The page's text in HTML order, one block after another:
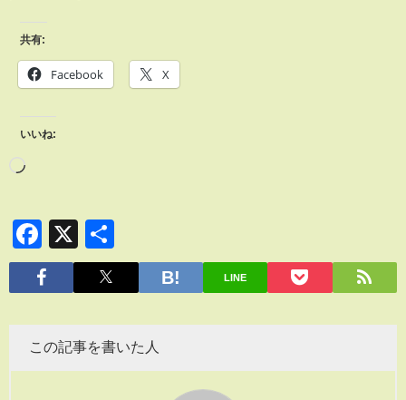
共有:
Facebook X
いいね:
Facebook
X
有
LINE
この記事を書いた人